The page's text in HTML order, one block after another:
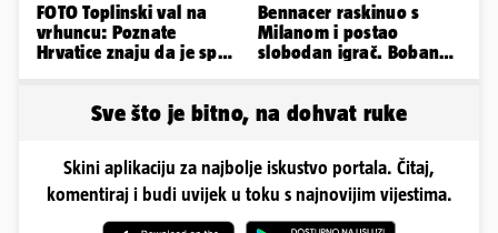
FOTO Toplinski val na
vrhuncu: Poznate
Hrvatice znaju da je spas
Bennacer raskinuo s
Milanom i postao
slobodan igrač. Boban
Sve što je bitno, na dohvat ruke
Skini aplikaciju za najbolje iskustvo portala. Čitaj,
komentiraj i budi uvijek u toku s najnovijim vijestima.